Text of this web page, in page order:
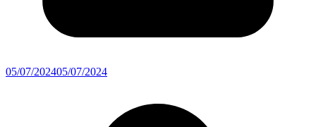
05/07/202405/07/2024